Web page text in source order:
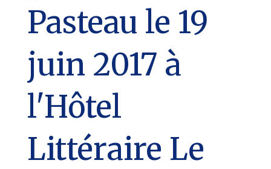
Pasteau le 19
juin 2017 à
l'Hôtel
Littéraire Le